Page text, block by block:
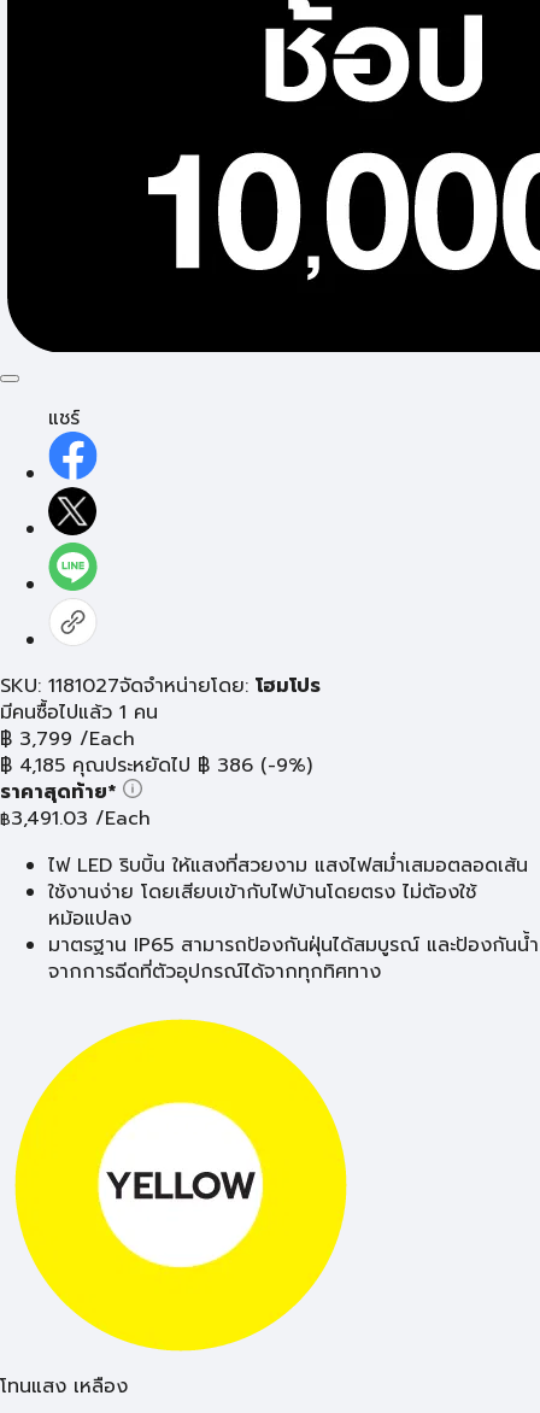
แชร์
SKU: 1181027จัดจำหน่ายโดย: โฮมโปร
มีคนซื้อไปแล้ว 1 คน
฿ 3,799 /Each
฿ 4,185 คุณประหยัดไป ฿ 386 (-9%)
ราคาสุดท้าย*
฿3,491.03 /Each
ไฟ LED ริบบิ้น ให้แสงที่สวยงาม แสงไฟสม่ำเสมอตลอดเส้น
ใช้งานง่าย โดยเสียบเข้ากับไฟบ้านโดยตรง ไม่ต้องใช้
หม้อแปลง
มาตรฐาน IP65 สามารถป้องกันฝุ่นได้สมบูรณ์ และป้องกันน้ำ
จากการฉีดที่ตัวอุปกรณ์ได้จากทุกทิศทาง
โทนแสง เหลือง